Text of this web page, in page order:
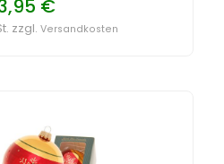
€
zzgl. Versandkosten